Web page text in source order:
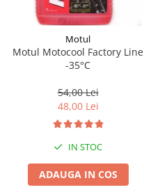
Motul
Motul Motocool Factory Line
-35°C
54,00 Lei
48,00 Lei
IN STOC
ADAUGA IN COS